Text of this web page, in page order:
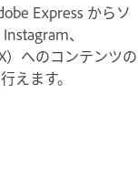
Express からソ
、
へのコンテンツの
えます。